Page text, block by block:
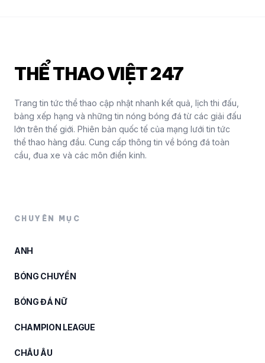
THỂ THAO VIỆT 247
Trang tin tức thể thao cập nhật nhanh kết quả, lịch thi đấu,
bảng xếp hạng và những tin nóng bóng đá từ các giải đấu
lớn trên thế giới. Phiên bản quốc tế của mạng lưới tin tức
thể thao hàng đầu. Cung cấp thông tin về bóng đá toàn
cầu, đua xe và các môn điền kinh.
CHUYÊN MỤC
ANH
BÓNG CHUYỀN
BÓNG ĐÁ NỮ
CHAMPION LEAGUE
CHÂU ÂU